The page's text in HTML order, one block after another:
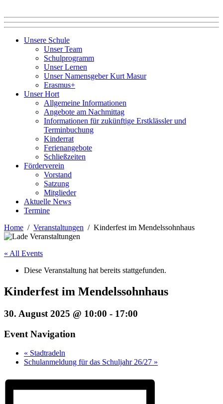
Unsere Schule
Unser Team
Schulprogramm
Unser Lernen
Unser Namensgeber Kurt Masur
Erasmus+
Unser Hort
Allgemeine Informationen
Angebote am Nachmittag
Informationen für zukünftige Erstklässler und
Terminbuchung
Kinderrat
Ferienangebote
Schließzeiten
Förderverein
Vorstand
Satzung
Mitglieder
Aktuelle News
Termine
Home
Veranstaltungen Kinderfest im Mendelssohnhaus
« All Events
Diese Veranstaltung hat bereits stattgefunden.
Kinderfest im Mendelssohnhaus
30. August 2025 @ 10:00 - 17:00
Event Navigation
« Stadtradeln
Schulanmeldung für das Schuljahr 26/27 »